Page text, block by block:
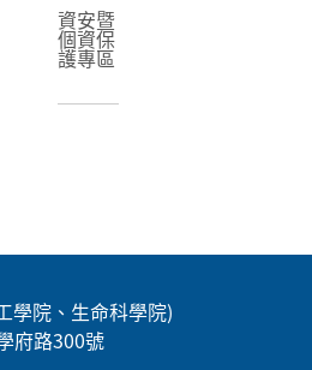
資安暨
個資保
護專區
學院、生命科學院)
府路300號